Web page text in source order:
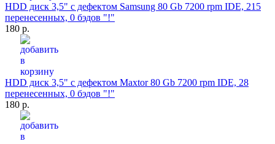
HDD диск 3,5" с дефектом Samsung 80 Gb 7200 rpm IDE, 215
перенесенных, 0 бэдов "!"
180 р.
HDD диск 3,5" с дефектом Maxtor 80 Gb 7200 rpm IDE, 28
перенесенных, 0 бэдов "!"
180 р.